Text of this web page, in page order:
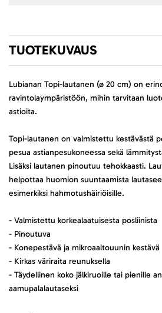
TUOTEKUVAUS
Lubianan Topi-lautanen (ø 20 cm) on
ravintolaympäristöön, mihin tarvitaan
astioita.
Topi-lautanen on valmistettu kestävästä
pesua astianpesukoneessa sekä
Lisäksi lautanen pinoutuu tehokkaasti.
helpottaa huomion suuntaamista
esimerkiksi hahmotushäiriöisille.
- Valmistettu korkealaatuisesta posliinista
- Pinoutuva
- Konepestävä ja mikroaaltouunin kestävä
- Kirkas väriraita reunuksella
- Täydellinen koko jälkiruoille tai pienille
aamupalalautaseksi